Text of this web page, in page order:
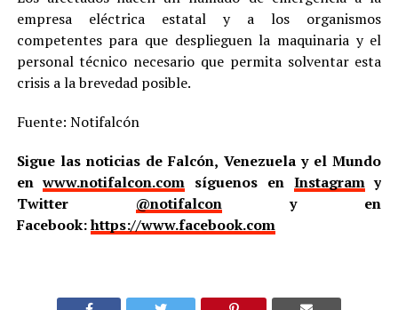
empresa eléctrica estatal y a los organismos
competentes para que desplieguen la maquinaria y el
personal técnico necesario que permita solventar esta
crisis a la brevedad posible.
Fuente: Notifalcón
Sigue las noticias de Falcón, Venezuela y el Mundo
enwww.notifalcon.com síguenos en Instagramy
Twitter @notifalcony en
Facebook:https://www.facebook.com